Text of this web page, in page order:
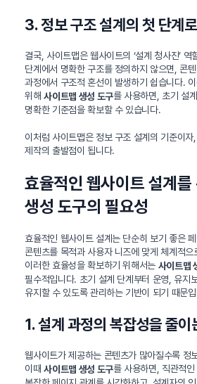
3. 정보 구조 설계의 첫 단계
결국, 사이트맵은 웹사이트의 ‘설계 청사진’ 역
단계에서 명확한 구조를 정의하지 않으면, 콘
과정에서 구조적 혼선이 발생하기 쉽습니다.
위해사이트맵 생성 도구를 사용하면, 초기 설
명확한 기준점을 확보할 수 있습니다.
이처럼 사이트맵은 정보 구조 설계의 기준이
제작의 출발점이 됩니다.
효율적인 웹사이트 설계를
생성 도구의 필요성
효율적인 웹사이트 설계는 단순히 보기 좋은
콘텐츠를 목적과 사용자 니즈에 맞게 체계적
이러한 효율성을 확보하기 위해서는 사이트맵
필수적입니다. 초기 설계 단계부터 운영, 유지
유지할 수 있도록 관리하는 기반이 되기 때문
1. 설계 과정의 복잡성을 줄이
웹사이트가 제공하는 콘텐츠가 많아질수록 정
이때사이트맵 생성 도구를 사용하면, 직관적